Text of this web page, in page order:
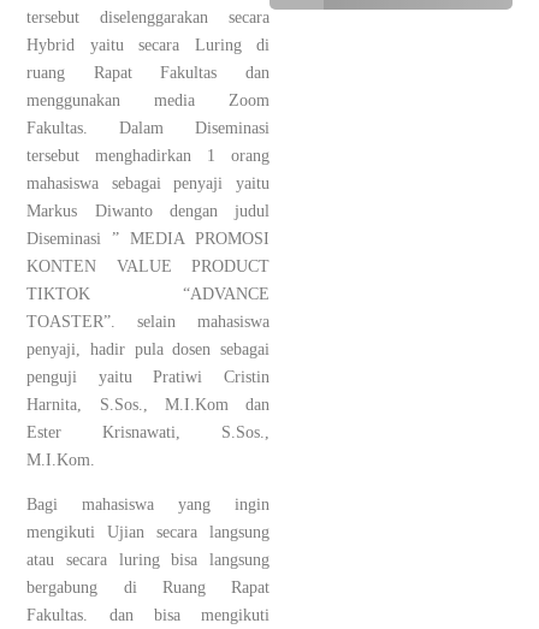
tersebut diselenggarakan secara
Hybrid yaitu secara Luring di
ruang Rapat Fakultas dan
menggunakan media Zoom
Fakultas. Dalam Diseminasi
tersebut menghadirkan 1 orang
mahasiswa sebagai penyaji yaitu
Markus Diwanto dengan judul
Diseminasi ” MEDIA PROMOSI
KONTEN VALUE PRODUCT
TIKTOK “ADVANCE
TOASTER”. selain mahasiswa
penyaji, hadir pula dosen sebagai
penguji yaitu Pratiwi Cristin
Harnita, S.Sos., M.I.Kom dan
Ester Krisnawati, S.Sos.,
M.I.Kom.
Bagi mahasiswa yang ingin
mengikuti Ujian secara langsung
atau secara luring bisa langsung
bergabung di Ruang Rapat
Fakultas. dan bisa mengikuti